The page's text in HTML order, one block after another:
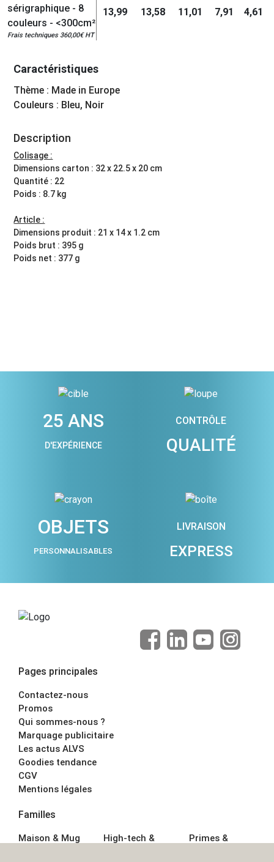
sérigraphique - 8
couleurs - <300cm²
Frais techniques 360,00€ HT
13,99 13,58 11,01 7,91 4,61
Caractéristiques
Thème : Made in Europe
Couleurs : Bleu, Noir
Description
Colisage :
Dimensions carton : 32 x 22.5 x 20 cm
Quantité : 22
Poids : 8.7 kg
Article :
Dimensions produit : 21 x 14 x 1.2 cm
Poids brut : 395 g
Poids net : 377 g
25 ANS
D'EXPÉRIENCE
CONTRÔLE
QUALITÉ
OBJETS
PERSONNALISABLES
LIVRAISON
EXPRESS
Pages principales
Contactez-nous
Promos
Qui sommes-nous ?
Marquage publicitaire
Les actus ALVS
Goodies tendance
CGV
Mentions légales
Familles
Maison & Mug
High-tech &
Primes &